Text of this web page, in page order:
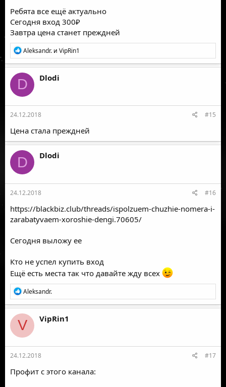
Ребята все ещё актуально
Сегодня вход 300₽
Завтра цена станет преждней
Р
е
а
к
ц
и
и
:
Aleksandr. и VipRin1
D Dlodi
24.12.2018 #15
Цена стала преждней
D Dlodi
24.12.2018 #16
https://blackbiz.club/threads/ispolzuem-chuzhie-nomera-i-
zarabatyvaem-xoroshie-dengi.70605/
Сегодня выложу ее
Кто не успел купить вход
Ещё есть места так что давайте жду всех
Р
е
а
к
ц
и
и
:
Aleksandr.
V VipRin1
24.12.2018 #17
Профит с этого канала: